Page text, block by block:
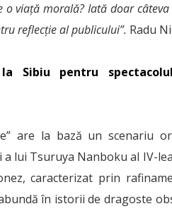
o viață morală? Iată doar
reflecție al publicului”. Radu
Sibiu pentru
are la bază un scenariu
lui Tsuruya Nanboku al IV-
caracterizat prin
în istorii de dragoste